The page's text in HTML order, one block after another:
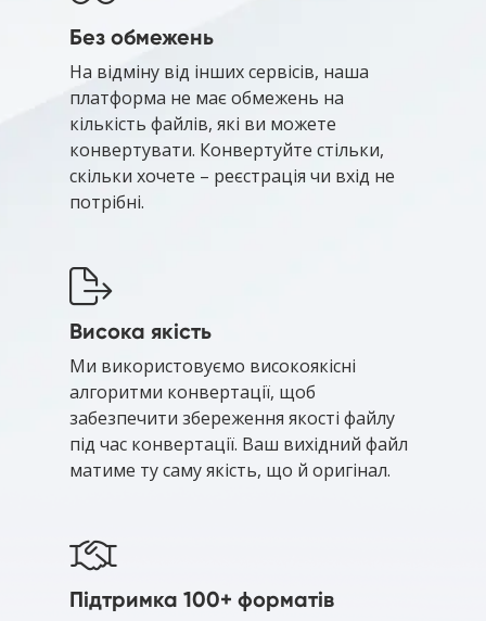
Без обмежень
На відміну від інших сервісів, наша
платформа не має обмежень на
кількість файлів, які ви можете
конвертувати. Конвертуйте стільки,
скільки хочете – реєстрація чи вхід не
потрібні.
Висока якість
Ми використовуємо високоякісні
алгоритми конвертації, щоб
забезпечити збереження якості файлу
під час конвертації. Ваш вихідний файл
матиме ту саму якість, що й оригінал.
Підтримка 100+ форматів